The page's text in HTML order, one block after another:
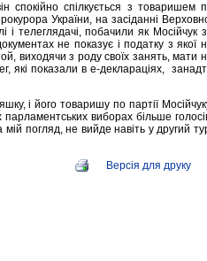
спілкується з товаришем
України, на засіданні
телеглядачі, побачили як Мосійчук
не показує і податку з якої
виходячи з роду своїх занять, мати
які показали в е-деклараціях,
і його товаришу по партії
виборах більше
погляд, не вийде навіть у другий
Версія для друку